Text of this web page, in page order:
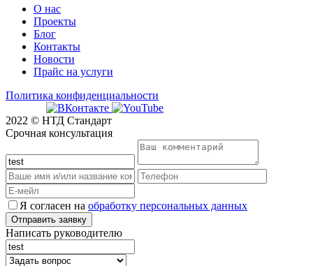
О нас
Проекты
Блог
Контакты
Новости
Прайс на услуги
Политика конфиденциальности
2022 © НТД Стандарт
Срочная консультация
Я согласен на обработку персональных данных
Написать руководителю